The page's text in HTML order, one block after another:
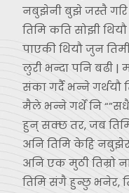
नबुझेनी बुझे जस्तै गरि
तिमि कति सोझी
पाएकी थियौ जुन
लुरी भन्दा पनि बढी
संका गर्दै भन्ने गर्थयौ
मैले भन्ने गर्थें नि
हुन् सक्छ तर, जब
अनि तिमि केहि
अनि एक मुठी तिम्रो
तिमि संगै हुन्छु भनेर,